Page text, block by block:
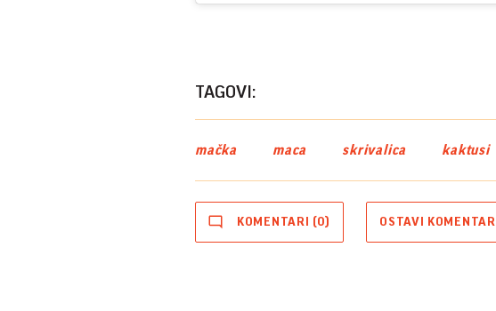
TAGOVI:
mačka maca skrivalica kaktusi
KOMENTARI (0) OSTAVI KOMENTAR